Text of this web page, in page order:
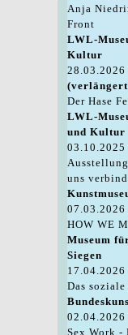
Anja
Front
LWL-
Kultur
28.03.2026
(verlängert
Der Hase
LWL-
und Kultur
03.10.2025
uns
07.03.2026
HOW WE
Museum
Siegen
Das
02.04.2026
Sex Work -